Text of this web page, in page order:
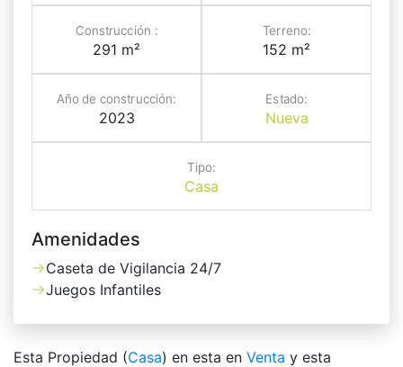
Construcción :
291 m²
Terreno:
152 m²
Año de construcción:
2023
Estado:
Nueva
Tipo:
Casa
Amenidades
Caseta de Vigilancia 24/7
Juegos Infantiles
Esta Propiedad (Casa) en esta en Venta y esta